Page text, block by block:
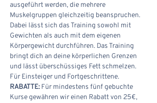
ausgeführt werden, die mehrere
Muskelgruppen gleichzeitig beanspruchen.
Dabei lässt sich das Training sowohl mit
Gewichten als auch mit dem eigenen
Körpergewicht durchführen. Das Training
bringt dich an deine körperlichen Grenzen
und lässt überschüssiges Fett schmelzen.
Für Einsteiger und Fortgeschrittene.
RABATTE: Für mindestens fünf gebuchte
Kurse gewähren wir einen Rabatt von 25€,